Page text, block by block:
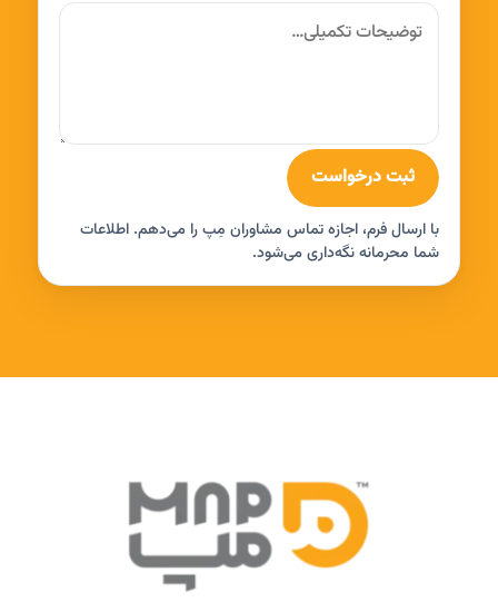
ثبت درخواست
با ارسال فرم، اجازه تماس مشاوران مِپ را می‌دهم. اطلاعات
شما محرمانه نگه‌داری می‌شود.